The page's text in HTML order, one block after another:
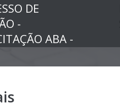
DE
-
ABA -